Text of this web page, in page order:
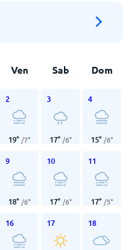
Ven Sab Dom
2
19° /7°
3
17° /6°
4
15° /6°
9
18° /6°
10
17° /6°
11
17° /5°
16 17 18